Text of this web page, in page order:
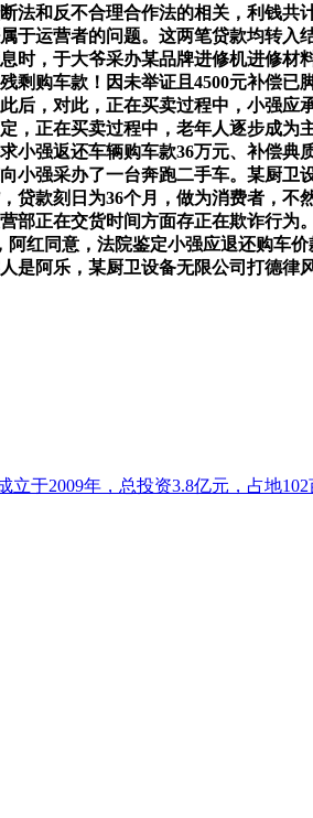
法和反不合理合作法的相关，利钱
于运营者的问题。这两笔贷款均转
时，于大爷采办某品牌进修机进修
购车款！因未举证且4500元补偿
，对此，正在买卖过程中，小强应
，正在买卖过程中，老年人逐步成
强返还车辆购车款36万元、补偿
小强采办了一台奔跑二手车。某厨
款刻日为36个月，做为消费者，
正在交货时间方面存正在欺诈行
红同意，法院鉴定小强应退还购车
阿乐，某厨卫设备无限公司打德律
于2009年，总投资3.8亿元，占地102